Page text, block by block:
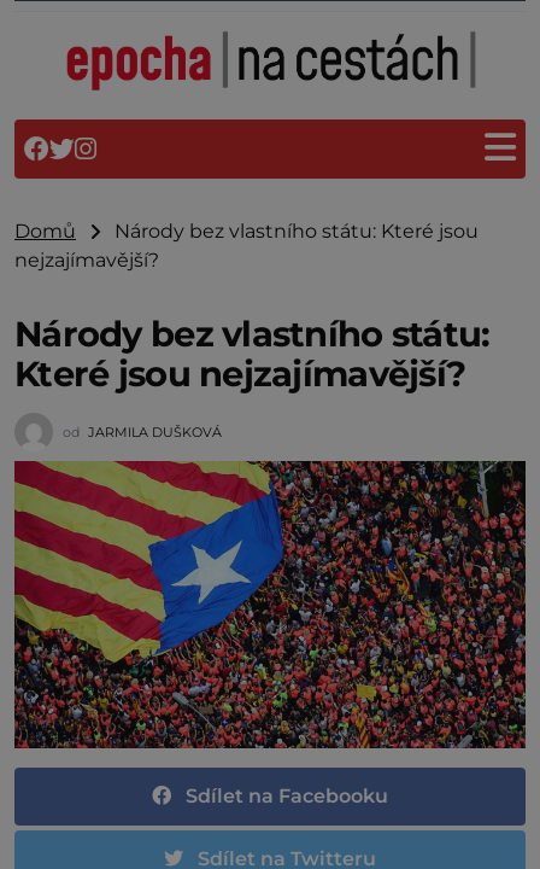
Domů
Národy bez vlastního státu: Které jsou
nejzajímavější?
Národy bez vlastního státu:
Které jsou nejzajímavější?
od JARMILA DUŠKOVÁ
Sdílet na Facebooku
Sdílet na Twitteru